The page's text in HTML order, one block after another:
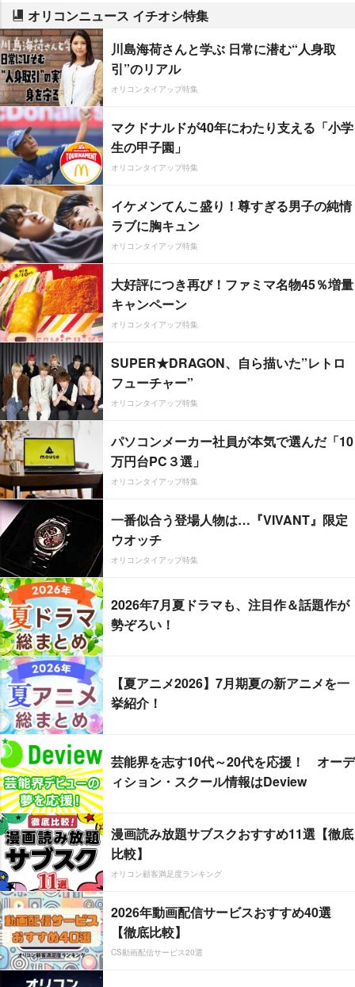
オリコンニュース イチオシ特集
川島海荷さんと学ぶ 日常に潜む“人身取
引”のリアル
オリコンタイアップ特集
マクドナルドが40年にわたり支える「小学
生の甲子園」
オリコンタイアップ特集
イケメンてんこ盛り！尊すぎる男子の純情
ラブに胸キュン
オリコンタイアップ特集
大好評につき再び！ファミマ名物45％増量
キャンペーン
オリコンタイアップ特集
SUPER★DRAGON、自ら描いた”レトロ
フューチャー”
オリコンタイアップ特集
パソコンメーカー社員が本気で選んだ「10
万円台PC３選」
オリコンタイアップ特集
一番似合う登場人物は…『VIVANT』限定
ウオッチ
オリコンタイアップ特集
2026年7月夏ドラマも、注目作＆話題作が
勢ぞろい！
【夏アニメ2026】7月期夏の新アニメを一
挙紹介！
芸能界を志す10代～20代を応援！ オーデ
ィション・スクール情報はDeview
漫画読み放題サブスクおすすめ11選【徹底
比較】
オリコン顧客満足度ランキング
2026年動画配信サービスおすすめ40選
【徹底比較】
CS動画配信サービス20選